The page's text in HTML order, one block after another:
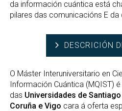
da información cuántica está
pilares das comunicacións E da
DESCRICIÓN
O Máster Interuniversitario en
Información Cuántica (MQIST)
das Universidades de
Coruña e Vigo cara á oferta